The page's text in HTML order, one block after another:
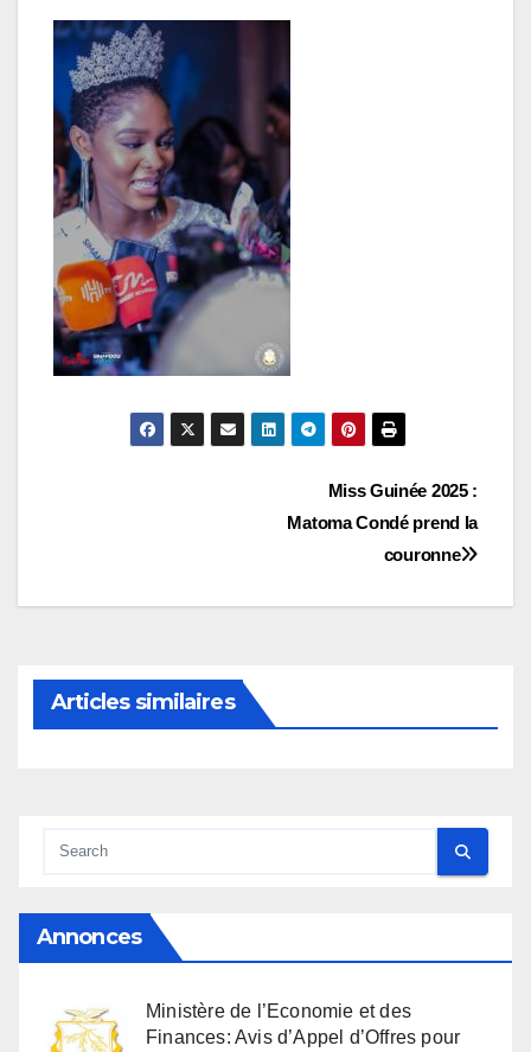
l’article
Miss Guinée 2025 :
Matoma Condé prend la
couronne
Articles similaires
Annonces
Ministère de l’Economie et des
Finances: Avis d’Appel d’Offres pour